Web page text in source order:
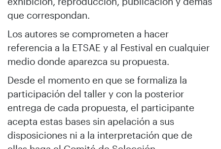
que correspondan.
Los autores se comprometen a hacer
referencia a la ETSAE y al Festival en cualquier
medio donde aparezca su propuesta.
Desde el momento en que se formaliza la
participación del taller y con la posterior
entrega de cada propuesta, el participante
acepta estas bases sin apelación a sus
disposiciones ni a la interpretación que de